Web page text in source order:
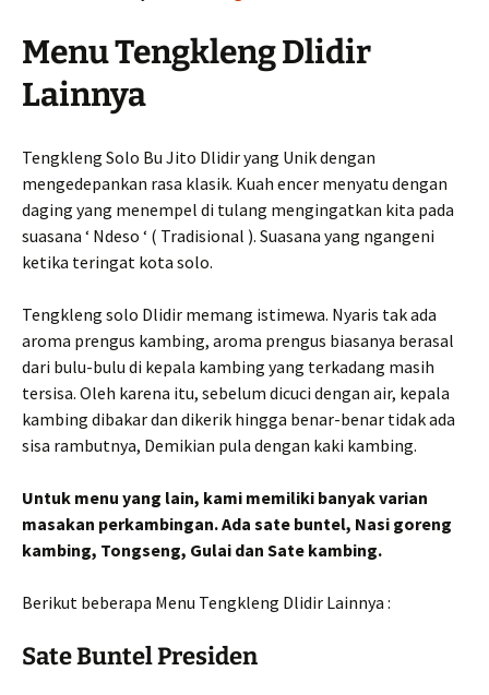
Menu Tengkleng Dlidir
Lainnya
Tengkleng Solo Bu Jito Dlidir yang Unik dengan
mengedepankan rasa klasik. Kuah encer menyatu dengan
daging yang menempel di tulang mengingatkan kita pada
suasana ‘ Ndeso ‘ ( Tradisional ). Suasana yang ngangeni
ketika teringat kota solo.
Tengkleng solo Dlidir memang istimewa. Nyaris tak ada
aroma prengus kambing, aroma prengus biasanya berasal
dari bulu-bulu di kepala kambing yang terkadang masih
tersisa. Oleh karena itu, sebelum dicuci dengan air, kepala
kambing dibakar dan dikerik hingga benar-benar tidak ada
sisa rambutnya, Demikian pula dengan kaki kambing.
Untuk menu yang lain, kami memiliki banyak varian
masakan perkambingan. Ada sate buntel, Nasi goreng
kambing, Tongseng, Gulai dan Sate kambing.
Berikut beberapa Menu Tengkleng Dlidir Lainnya :
Sate Buntel Presiden